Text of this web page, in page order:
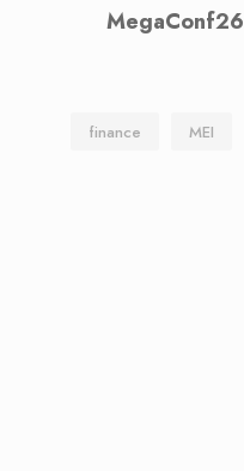
MegaConf26
finance MEI